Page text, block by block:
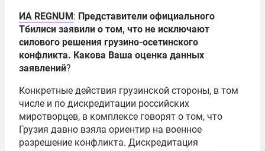
ИА REGNUM: Представители официального
Тбилиси заявили о том, что не исключают
силового решения грузино-осетинского
конфликта. Какова Ваша оценка данных
заявлений?
Конкретные действия грузинской стороны, в том
числе и по дискредитации российских
миротворцев, в комплексе говорят о том, что
Грузия давно взяла ориентир на военное
разрешение конфликта. Дискредитация